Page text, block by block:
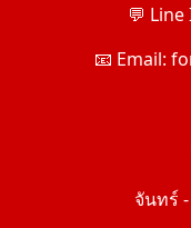
💬 Line
📧 Email:
จันทร์ -